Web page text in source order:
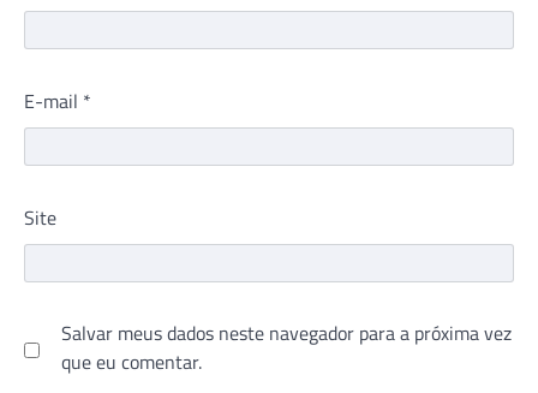
E-mail *
Site
Salvar meus dados neste navegador para a próxima vez
que eu comentar.